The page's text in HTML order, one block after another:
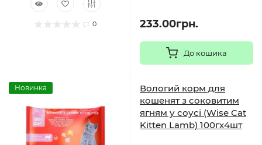
0 233.00грн.
До кошика
Новинка
Вологий корм для
кошенят з соковитим
ягням у соусі (Wise Cat
Kitten Lamb) 100гх4шт